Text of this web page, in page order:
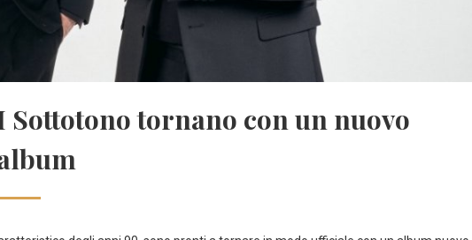
Sottotono tornano con un nuovo